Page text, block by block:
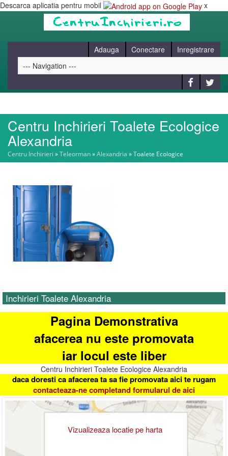
Descarca aplicatia pentru mobil x
Adauga Conectare Inregistrare
HOME
CAUT
BLOG
CONTACT
Centru Inchirieri Toalete Ecologice
Alexandria
Centru Inchirieri »Teleorman»Alexandria »Toalete Ecologice
Inchirieri Toalete Alexandria
Pagina Demonstrativa
afacerea nu este promovata
iar locul este liber
Centru Inchirieri Toalete Ecologice Alexandria
daca doresti ca afacerea ta sa fie promovata aici te rugam
contacteaza-ne completand formularul de aici
Vizualizeaza locatie pe harta